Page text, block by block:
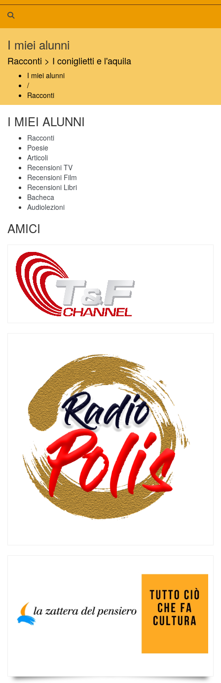
I miei alunni
Racconti > I coniglietti e l'aquila
I miei alunni
/
Racconti
I MIEI ALUNNI
Racconti
Poesie
Articoli
Recensioni TV
Recensioni Film
Recensioni Libri
Bacheca
Audiolezioni
AMICI